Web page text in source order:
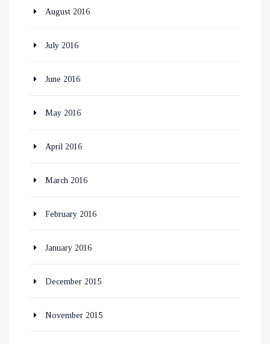
August 2016
July 2016
June 2016
May 2016
April 2016
March 2016
February 2016
January 2016
December 2015
November 2015